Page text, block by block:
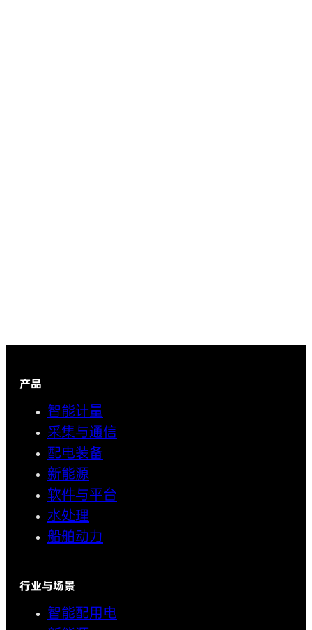
产品
智能计量
采集与通信
配电装备
新能源
软件与平台
水处理
船舶动力
行业与场景
智能配用电